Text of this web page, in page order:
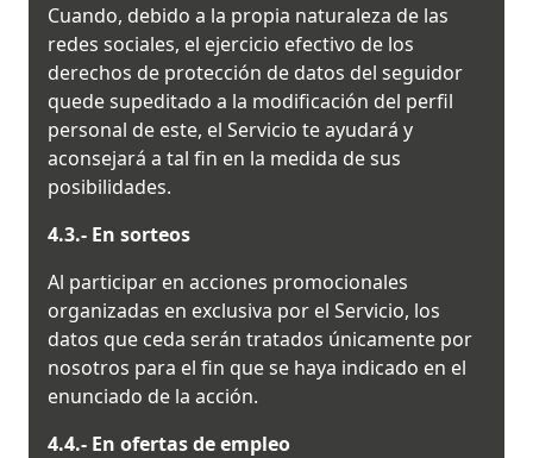
Cuando, debido a la propia naturaleza de las
redes sociales, el ejercicio efectivo de los
derechos de protección de datos del seguidor
quede supeditado a la modificación del perfil
personal de este, el Servicio te ayudará y
aconsejará a tal fin en la medida de sus
posibilidades.
4.3.- En sorteos
Al participar en acciones promocionales
organizadas en exclusiva por el Servicio, los
datos que ceda serán tratados únicamente por
nosotros para el fin que se haya indicado en el
enunciado de la acción.
4.4.- En ofertas de empleo